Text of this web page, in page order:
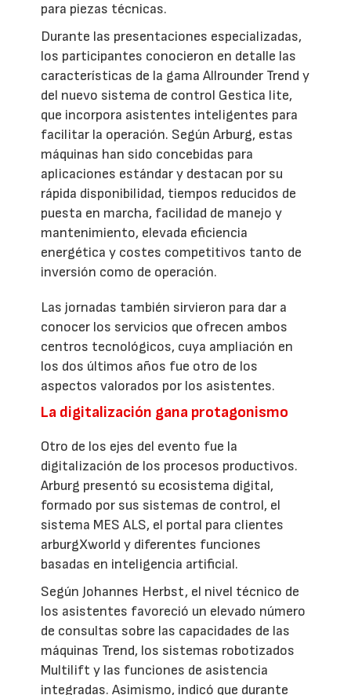
para piezas técnicas.
Durante las presentaciones especializadas,
los participantes conocieron en detalle las
características de la gama Allrounder Trend y
del nuevo sistema de control Gestica lite,
que incorpora asistentes inteligentes para
facilitar la operación. Según Arburg, estas
máquinas han sido concebidas para
aplicaciones estándar y destacan por su
rápida disponibilidad, tiempos reducidos de
puesta en marcha, facilidad de manejo y
mantenimiento, elevada eficiencia
energética y costes competitivos tanto de
inversión como de operación.
Las jornadas también sirvieron para dar a
conocer los servicios que ofrecen ambos
centros tecnológicos, cuya ampliación en
los dos últimos años fue otro de los
aspectos valorados por los asistentes.
La digitalización gana protagonismo
Otro de los ejes del evento fue la
digitalización de los procesos productivos.
Arburg presentó su ecosistema digital,
formado por sus sistemas de control, el
sistema MES ALS, el portal para clientes
arburgXworld y diferentes funciones
basadas en inteligencia artificial.
Según Johannes Herbst, el nivel técnico de
los asistentes favoreció un elevado número
de consultas sobre las capacidades de las
máquinas Trend, los sistemas robotizados
Multilift y las funciones de asistencia
integradas. Asimismo, indicó que durante